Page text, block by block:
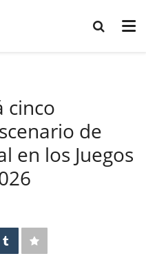
cinco
de
en los Juegos